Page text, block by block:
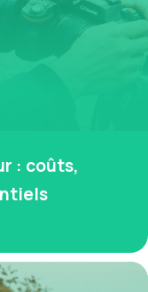
: coûts,